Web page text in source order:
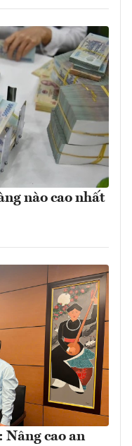
nào cao nhất
Nâng cao an